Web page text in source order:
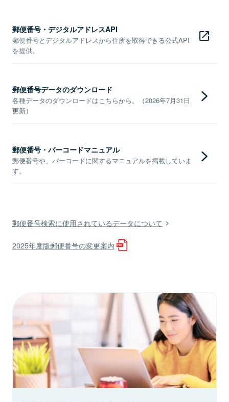
郵便番号・デジタルアドレスAPI
郵便番号とデジタルアドレスから住所を取得できる公式API
を提供。
郵便番号データのダウンロード
各種データのダウンロードはこちらから。（2026年7月31日
更新）
郵便番号・バーコードマニュアル
郵便番号や、バーコードに関するマニュアルを掲載していま
す。
郵便番号検索に使用されているデータについて
2025年度版郵便番号の変更案内